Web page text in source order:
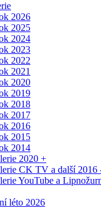
2026
2025
2024
2023
2022
2021
2020
2019
2018
2017
2016
2015
2014
2020 +
CK TV a další 2016
YouTube a
léto 2026